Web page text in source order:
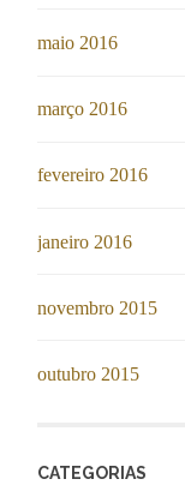
maio 2016
março 2016
fevereiro 2016
janeiro 2016
novembro 2015
outubro 2015
CATEGORIAS